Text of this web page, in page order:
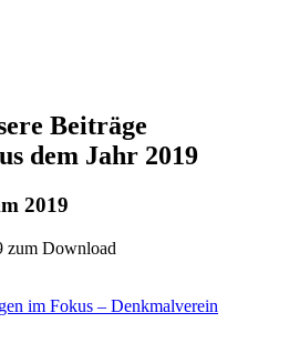
Beiträge
dem Jahr 2019
2019
zum Download